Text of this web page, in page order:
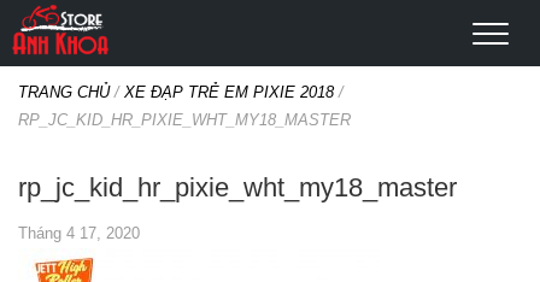
TRANG CHỦ/ XE ĐẠP TRẺ EM PIXIE 2018/
RP_JC_KID_HR_PIXIE_WHT_MY18_MASTER
rp_jc_kid_hr_pixie_wht_my18_master
Tháng 4 17, 2020